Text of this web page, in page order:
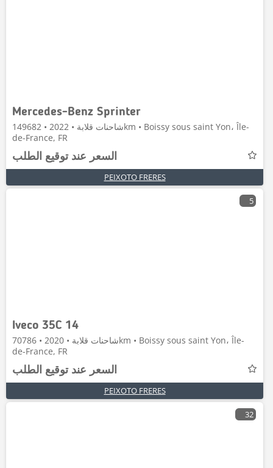
Mercedes-Benz Sprinter
شاحنات قلابة • 2022 • 149682km • Boissy sous saint Yon، Île-
de-France, FR
السعر عند توقيع الطلب
PEIXOTO FRERES
5
Iveco 35C 14
شاحنات قلابة • 2020 • 70786km • Boissy sous saint Yon، Île-
de-France, FR
السعر عند توقيع الطلب
PEIXOTO FRERES
32